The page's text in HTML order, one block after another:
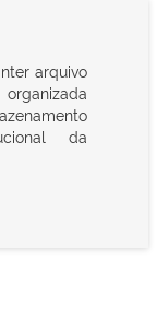
arquivo
da